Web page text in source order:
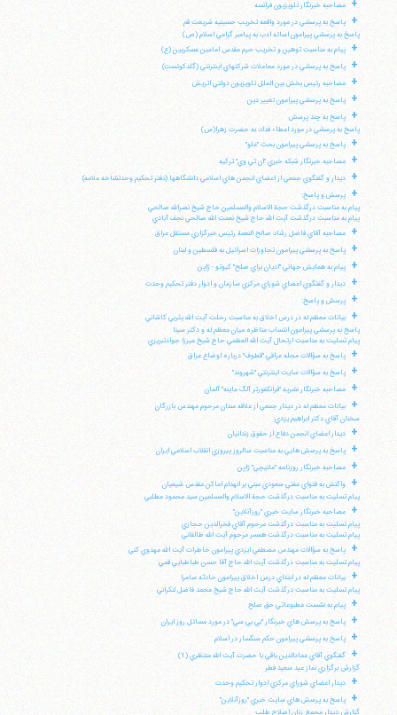
+ مصاحبه خبرنگار تلويزيون فرانسه
+
پاسخ به پرسشي در مورد واقعه تخريب حسينيه شريعت قم
پاسخ به پرسشي پيرامون اسائه ادب به پيامبر گرامي اسلام (ص)
+ پيام به مناسبت توهين و تخريب حرم مقدس امامين عسكريين (ع)
+ پاسخ به پرسشي در مورد معاملات شركتهاي اينترنتي (گلدكوئست)
+ مصاحبه رئيس بخش بين الملل تلويزيون دولتي اتريش
+ پاسخ به پرسشي پيرامون تغيير دين
+
پاسخ به چند پرسش
پاسخ به پرسشي در مورد اعطاء فدك به حضرت زهرا(س)
+ پاسخ به پرسشي پيرامون بحث "غلو"
+ مصاحبه خبرنگار شبكه خبري "ان تي وي" تركيه
+ ديدار و گفتگوي جمعي از اعضاي انجمن هاي اسلامي دانشگاهها (دفتر تحكيم وحدتشاخه علامه)
+
پرسش و پاسخ:
پيام به مناسبت درگذشت حجة الاسلام والمسلمين حاج شيخ نصرالله صالحي
پيام به مناسبت درگذشت آيت الله حاج شيخ نعمت الله صالحي نجف آبادي
+ مصاحبه آقاي فاضل رشاد صالح النعمة رئيس خبرگزاري مستقل عراق
+ پاسخ به پرسشي پيرامون تجاوزات اسرائيل به فلسطين و لبنان
+ پيام به همايش جهاني "اديان براي صلح" كيوتو - ژاپن
+ ديدار و گفتگوي اعضاي شوراي مركزي سازمان و ادوار دفتر تحكيم وحدت
+ پرسش و پاسخ:
+
بيانات معظم له در درس اخلاق به مناسبت رحلت آيت الله يثربي كاشاني
پاسخ به پرسشي پيرامون انتساب مناظره ميان معظم له و دكتر سينا
پيام تسليت به مناسبت ارتحال آيت الله العظمي حاج شيخ ميرزا جوادتبريزي
+ پاسخ به سؤالات مجله عراقي "قطوف" درباره اوضاع عراق
+ پاسخ به سؤالات سايت اينترنتي "شهروند"
+ مصاحبه خبرنگار نشريه "فرانكفورتر آلگ ماينه" آلمان
+
بيانات معظم له در ديدار جمعي از علاقه مندان مرحوم مهندس بازرگان
سخنان آقاي دكتر ابراهيم يزدي:
+ ديدار اعضاي انجمن دفاع از حقوق زندانيان
+ پاسخ به پرسش هايي به مناسبت سالروز پيروزي انقلاب اسلامي ايران
+ مصاحبه خبرنگار روزنامه "مانيچي" ژاپن
+
واكنش به فتواي مفتي سعودي مبني بر انهدام اماكن مقدس شيعيان
پيام تسليت به مناسبت درگذشت حجة الاسلام والمسلمين سيد محمود مطلبي
+
مصاحبه خبرنگار سايت خبري "روزآنلاين"
پيام تسليت به مناسبت درگذشت مرحوم آقاي فخرالدين حجازي
پيام تسليت به مناسبت درگذشت همسر مرحوم آيت الله طالقاني
+
پاسخ به سؤالات مهندس مصطفي ايزدي پيرامون خاطرات آيت الله مهدوي كني
پيام تسليت به مناسبت درگذشت آيت الله حاج آقا حسن طباطبايي قمي
+
بيانات معظم له در ابتداي درس اخلاق پيرامون حادثه سامرا
پيام تسليت به مناسبت درگذشت آيت الله حاج شيخ محمد فاضل لنكراني
+ پيام به نشست مطبوعاتي حق صلح
+ پاسخ به پرسش هاي خبرنگار "بي بي سي" در مورد مسائل روز ايران
+ پاسخ به پرسشي پيرامون حكم سنگسار در اسلام
+
گفتگوي آقاي عمادالدين باقي با حضرت آيت الله منتظري (1)
گزارش برگزاري نماز عيد سعيد فطر
+ ديدار اعضاي شوراي مركزي ادوار تحكيم وحدت
+
پاسخ به پرسش هاي سايت خبري "روزآنلاين"
گزارش ديدار مجمع زنان اصلاح طلب